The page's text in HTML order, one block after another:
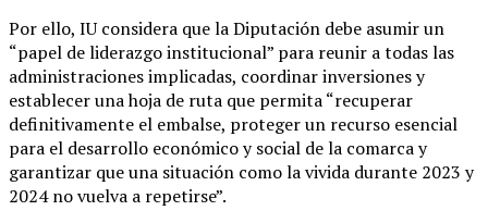
Por ello, IU considera que la Diputación debe asumir un
“papel de liderazgo institucional” para reunir a todas las
administraciones implicadas, coordinar inversiones y
establecer una hoja de ruta que permita “recuperar
definitivamente el embalse, proteger un recurso esencial
para el desarrollo económico y social de la comarca y
garantizar que una situación como la vivida durante 2023 y
2024 no vuelva a repetirse”.